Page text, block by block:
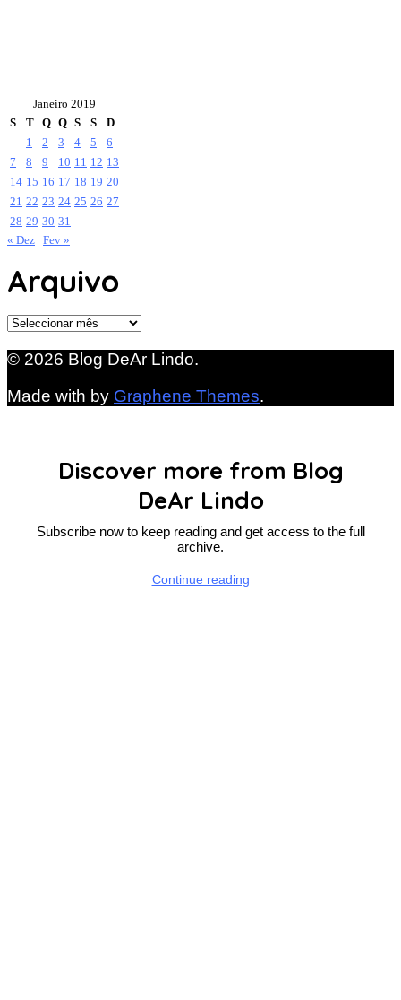
Janeiro 2019
S
T Q Q S S
D
1
2 3 4 5
6
7
8 9 10 11 12 13
14 15 16 17 18 19 20
21 22 23 24 25 26 27
28 29 30 31
« Dez Fev »
Arquivo
Arquivo
© 2026 Blog DeAr Lindo.
Made with by Graphene Themes.
Discover more from Blog
DeAr Lindo
Subscribe now to keep reading and get access to the full
archive.
Continue reading